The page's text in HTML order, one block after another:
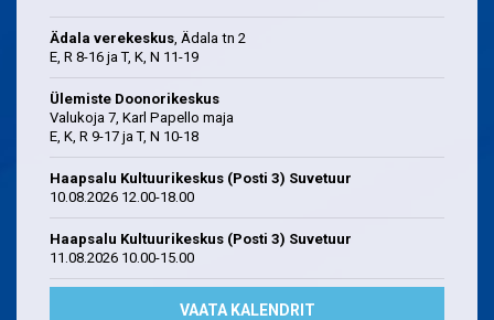
Ädala verekeskus, Ädala tn 2
E, R 8-16 ja T, K, N 11-19
Ülemiste Doonorikeskus
Valukoja 7, Karl Papello maja
E, K, R 9-17 ja T, N 10-18
Haapsalu Kultuurikeskus (Posti 3) Suvetuur
10.08.2026 12.00-18.00
Haapsalu Kultuurikeskus (Posti 3) Suvetuur
11.08.2026 10.00-15.00
VAATA KALENDRIT